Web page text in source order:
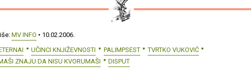
MV INFO • 10.02.2006.
UČINCI KNJIŽEVNOSTI PALIMPSEST
TVRTKO VUKOVIĆ
ZNAJU DA NISU KVORUMAŠI
DISPUT